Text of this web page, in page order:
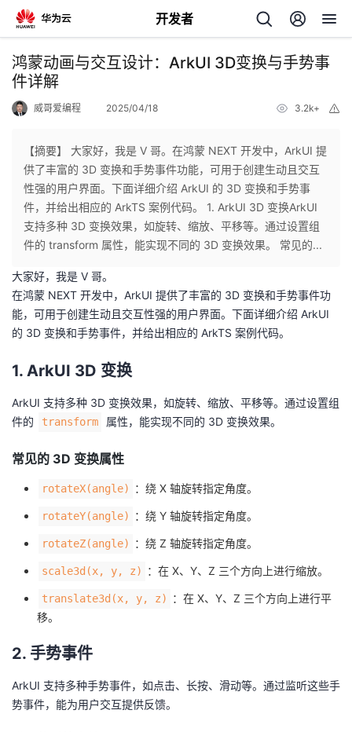
开发者
返
回
个
人
页
我
开
发
者
我
的
我
播
活
动
的
关
的
开
发
者
学
堂
程
认
证
的
实
我
的
我
的
Programs
我
的
支
持
支
持
声
建
鸿蒙动画与交互设计：ArkUI 3D变换与手势事
件详解
威哥爱编程 2025/04/18 3.2k+
【摘要】 大家好，我是 V 哥。在鸿蒙 NEXT 开发中，ArkUI 提
供了丰富的 3D 变换和手势事件功能，可用于创建生动且交互
性强的用户界面。下面详细介绍 ArkUI 的 3D 变换和手势事
件，并给出相应的 ArkTS 案例代码。 1. ArkUI 3D 变换ArkUI
支持多种 3D 变换效果，如旋转、缩放、平移等。通过设置组
件的 transform 属性，能实现不同的 3D 变换效果。 常见的...
大家好，我是 V 哥。
在鸿蒙 NEXT 开发中，ArkUI 提供了丰富的 3D 变换和手势事件功
能，可用于创建生动且交互性强的用户界面。下面详细介绍 ArkUI
的 3D 变换和手势事件，并给出相应的 ArkTS 案例代码。
1. ArkUI 3D 变换
ArkUI 支持多种 3D 变换效果，如旋转、缩放、平移等。通过设置组
件的
transform 属性，能实现不同的 3D 变换效果。
常见的 3D 变换属性
rotateX(angle) ：绕 X 轴旋转指定角度。
rotateY(angle) ：绕 Y 轴旋转指定角度。
rotateZ(angle) ：绕 Z 轴旋转指定角度。
scale3d(x, y, z) ：在 X、Y、Z 三个方向上进行缩放。
translate3d(x, y, z)
：在 X、Y、Z 三个方向上进行平
移。
2. 手势事件
ArkUI 支持多种手势事件，如点击、长按、滑动等。通过监听这些手
势事件，能为用户交互提供反馈。